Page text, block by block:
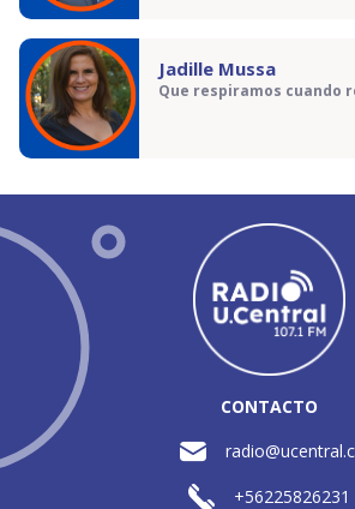
Jadille Mussa
Que respiramos cuando
CONTACTO
+56225826231